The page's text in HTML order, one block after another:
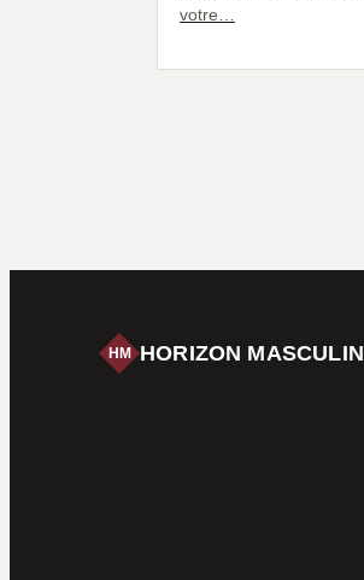
votre…
HM HORIZON MASCULIN